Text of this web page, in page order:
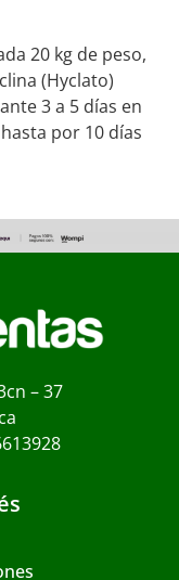
20 kg de peso,
(Hyclato)
3 a 5 días en
por 10 días
– 37